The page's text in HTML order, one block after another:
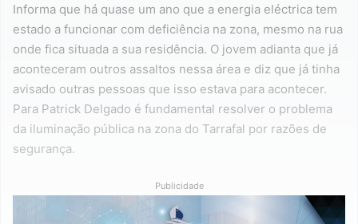
Informa que há quase um ano que a energia eléctrica tem
estado a funcionar com deficiência na zona, mesmo na rua
onde fica situada a sua residência. O jovem adianta que já
aconteceram outros assaltos nessa área e diz que já tinha
avisado outras pessoas que isso estava para acontecer.
Para Patrick Delgado é fundamental resolver o problema
da iluminação pública na zona do Tarrafal por razões de
segurança.
Publicidade